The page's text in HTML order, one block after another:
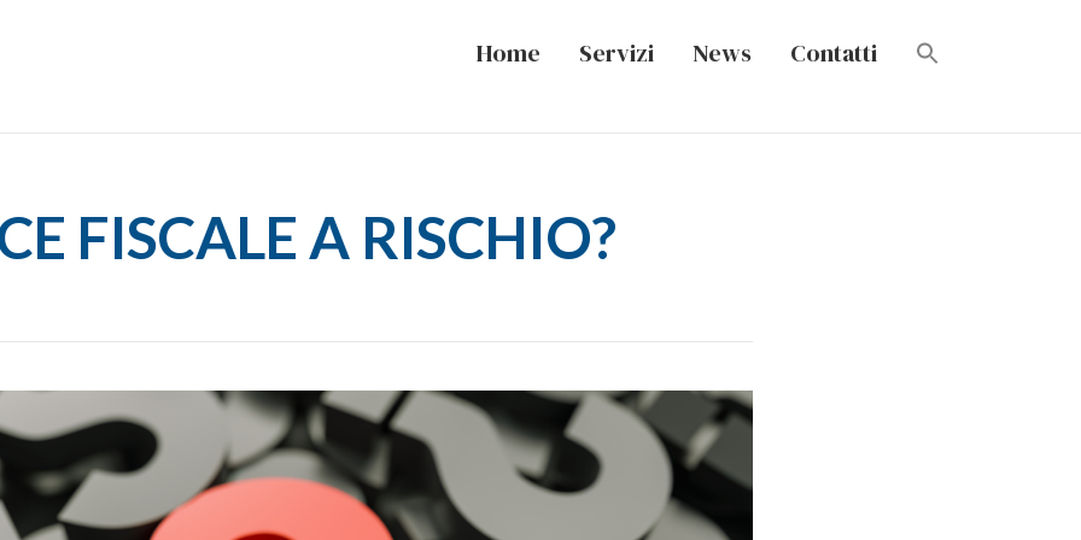
Home Servizi News Contatti
FISCALE A RISCHIO?